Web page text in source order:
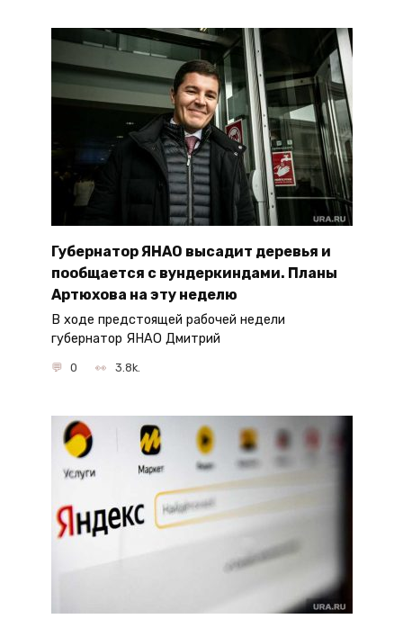
Губернатор ЯНАО высадит деревья и
пообщается с вундеркиндами. Планы
Артюхова на эту неделю
В ходе предстоящей рабочей недели
губернатор ЯНАО Дмитрий
0 3.8k.